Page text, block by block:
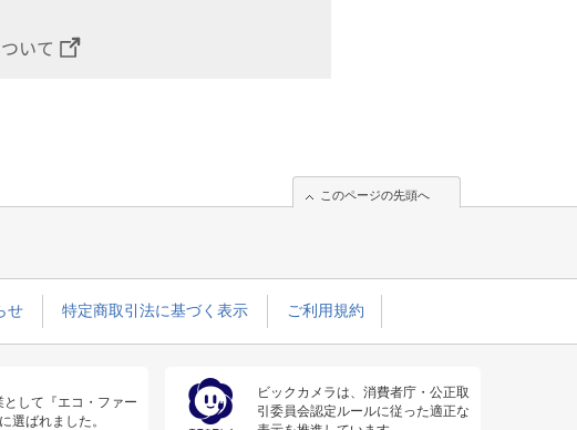
いて
このページの先頭へ
せ 特定商取引法に基づく表示 ご利用規約
として『エコ・ファー
選ばれました。
ビックカメラは、消費者庁・公正取
引委員会認定ルールに従った適正な